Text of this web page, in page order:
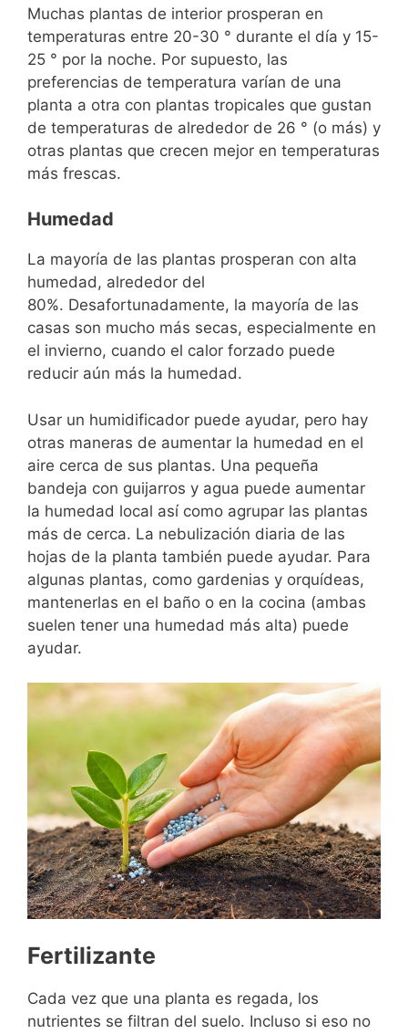
Muchas plantas de interior prosperan en
temperaturas entre 20-30 ° durante el día y 15-
25 ° por la noche. Por supuesto, las
preferencias de temperatura varían de una
planta a otra con plantas tropicales que gustan
de temperaturas de alrededor de 26 ° (o más) y
otras plantas que crecen mejor en temperaturas
más frescas.
Humedad
La mayoría de las plantas prosperan con alta
humedad, alrededor del
80%. Desafortunadamente, la mayoría de las
casas son mucho más secas, especialmente en
el invierno, cuando el calor forzado puede
reducir aún más la humedad.
Usar un humidificador puede ayudar, pero hay
otras maneras de aumentar la humedad en el
aire cerca de sus plantas. Una pequeña
bandeja con guijarros y agua puede aumentar
la humedad local así como agrupar las plantas
más de cerca. La nebulización diaria de las
hojas de la planta también puede ayudar. Para
algunas plantas, como gardenias y orquídeas,
mantenerlas en el baño o en la cocina (ambas
suelen tener una humedad más alta) puede
ayudar.
Fertilizante
Cada vez que una planta es regada, los
nutrientes se filtran del suelo. Incluso si eso no